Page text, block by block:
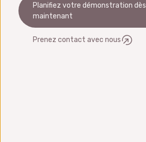
Planifiez votre démonstration dès
maintenant
Prenez contact avec nous